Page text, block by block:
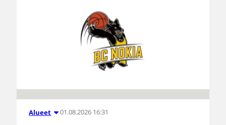
Alueet 01.08.2026 16:31